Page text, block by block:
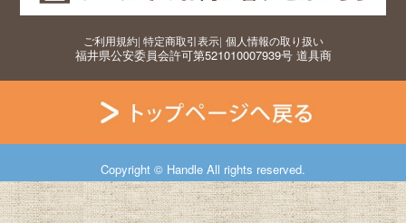
ご利用規約| 特定商取引表示| 個人情報の取り扱い
福井県公安委員会許可第521010007939号 道具商
Copyright © Handle All rights reserved.